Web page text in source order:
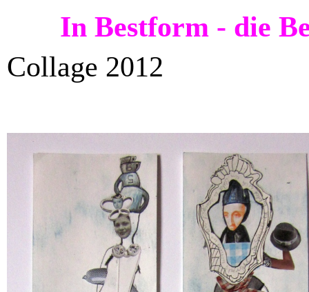
In Bestform - die
Collage 2012